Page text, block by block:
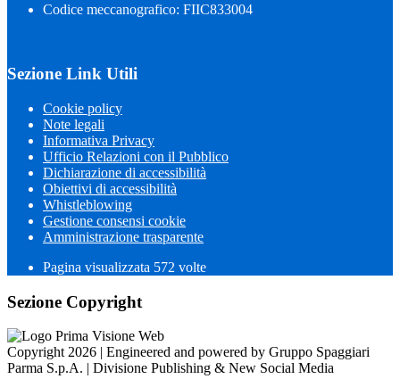
Codice meccanografico: FIIC833004
Sezione Link Utili
Cookie policy
Note legali
Informativa Privacy
Ufficio Relazioni con il Pubblico
Dichiarazione di accessibilità
Obiettivi di accessibilità
Whistleblowing
Gestione consensi cookie
Amministrazione trasparente
Pagina visualizzata 572 volte
Sezione Copyright
Copyright 2026 | Engineered and powered by Gruppo Spaggiari
Parma S.p.A. | Divisione Publishing & New Social Media